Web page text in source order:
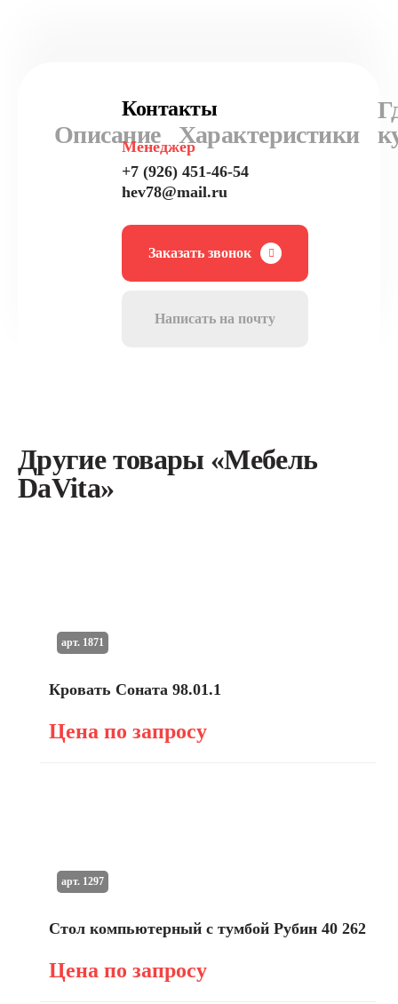
Описание Характеристики
Контакты
Менеджер
+7 (926) 451-46-54
hev78@mail.ru
Заказать звонок
Написать на почту
Другие товары «Мебель
DaVita»
Кровать Соната 98.01.1
Цена по запросу
арт. 1871
Стол компьютерный с тумбой Рубин 40 262
Цена по запросу
арт. 1297